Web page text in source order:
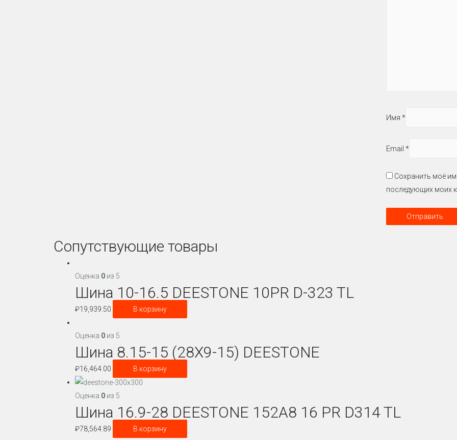
Имя *
Email *
Сохранить моё
последующих моих
Сопутствующие товары
Оценка 0из 5
Шина 10-16.5 DEESTONE 10PR D-323 TL
₽19,939.50 В корзину
Оценка 0из 5
Шина 8.15-15 (28X9-15) DEESTONE
₽16,464.00 В корзину
Оценка 0из 5
Шина 16.9-28 DEESTONE 152A8 16 PR D314 TL
₽78,564.89 В корзину